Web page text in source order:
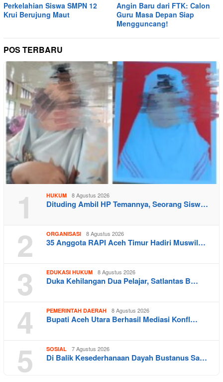
Perkelahian Siswa SMPN 12
Krui Berujung Maut
Angin Baru dari FTK: Calon
Guru Masa Depan Siap
Mengguncang!
POS TERBARU
1 HUKUM 8 Agustus 2026
Dituding Ambil HP Temannya, Seorang Sisw…
2 ORGANISASI 8 Agustus 2026
35 Anggota RAPI Aceh Timur Hadiri Muswil…
3 EDUKASI HUKUM 8 Agustus 2026
Duka Kehilangan Dua Pelajar, Satlantas B…
4 PEMERINTAH DAERAH 8 Agustus 2026
Bupati Aceh Utara Berhasil Mediasi Konfl…
5 SOSIAL 7 Agustus 2026
Di Balik Kesederhanaan Dayah Bustanus Sa…